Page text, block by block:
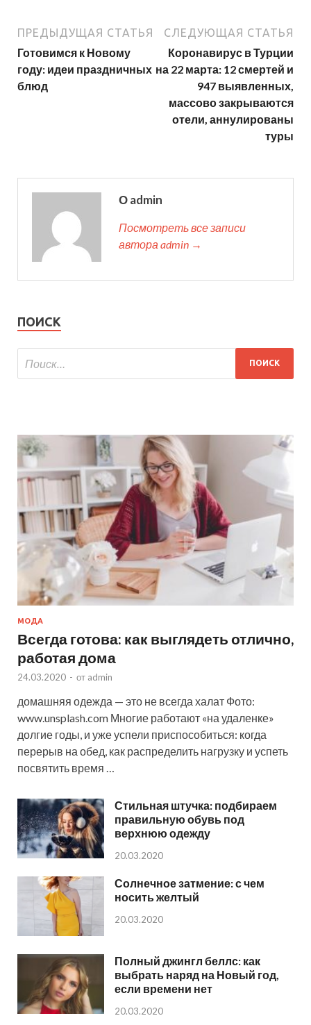
ПРЕДЫДУЩАЯ СТАТЬЯ
Готовимся к Новому
году: идеи праздничных
блюд
СЛЕДУЮЩАЯ СТАТЬЯ
Коронавирус в Турции
на 22 марта: 12 смертей и
947 выявленных,
массово закрываются
отели, аннулированы
туры
О admin
Посмотреть все записи
автора admin →
ПОИСК
МОДА
Всегда готова: как выглядеть отлично,
работая дома
24.03.2020 - от admin
домашняя одежда — это не всегда халат Фото:
www.unsplash.com Многие работают «на удаленке»
долгие годы, и уже успели приспособиться: когда
перерыв на обед, как распределить нагрузку и успеть
посвятить время …
Стильная штучка: подбираем
правильную обувь под
верхнюю одежду
20.03.2020
Солнечное затмение: с чем
носить желтый
20.03.2020
Полный джингл беллс: как
выбрать наряд на Новый год,
если времени нет
20.03.2020